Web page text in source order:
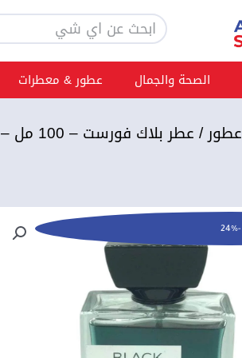
Search
الصحة والجمال عطور & معطرات
عطور
/ عطر بلاك فورست – 100 مل –
-24%